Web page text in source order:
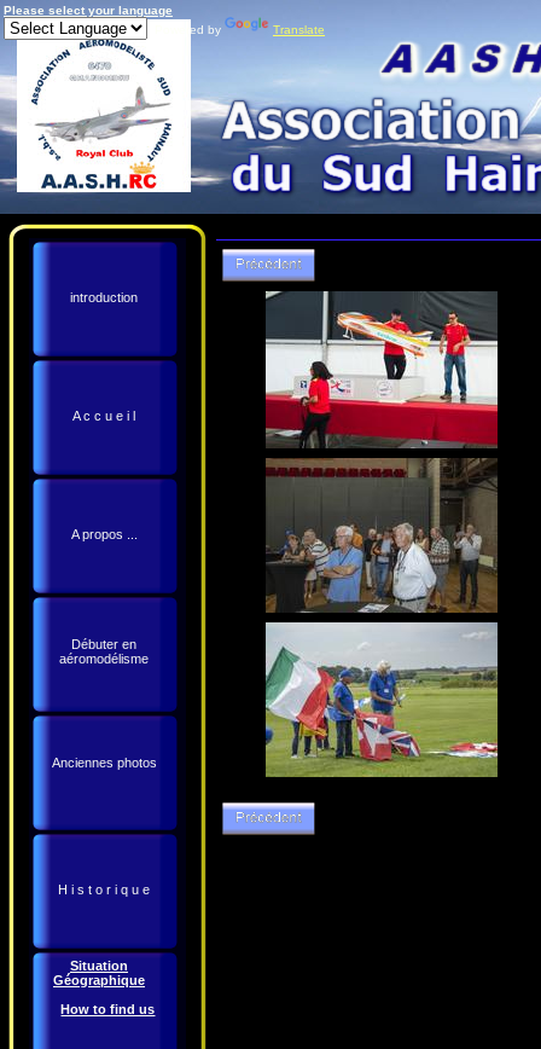
Please select your language
Powered by
Translate
introduction
A c c u e i l
A propos ...
Débuter en
aéromodélisme
Anciennes photos
H i s t o r i q u e
Situation
Géographique
How to find us